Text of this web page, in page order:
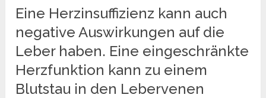
Eine Herzinsuffizienz kann auch
negative Auswirkungen auf die
Leber haben. Eine eingeschränkte
Herzfunktion kann zu einem
Blutstau in den Lebervenen